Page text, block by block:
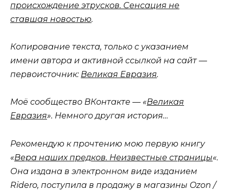
происхождение этрусков. Сенсация не
ставшая новостью.
Копирование текста, только с указанием
имени автора и активной ссылкой на сайт —
первоисточник: Великая Евразия.
Моё сообщество ВКонтакте — «Великая
Евразия». Немного другая история…
Рекомендую к прочтению мою первую книгу
«Вера наших предков. Неизвестные страницы«.
Она издана в электронном виде изданием
Ridero, поступила в продажу в магазины Ozon /